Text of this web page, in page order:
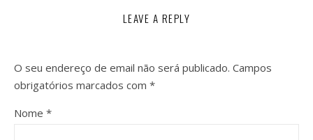
LEAVE A REPLY
O seu endereço de email não será publicado. Campos
obrigatórios marcados com *
Nome *